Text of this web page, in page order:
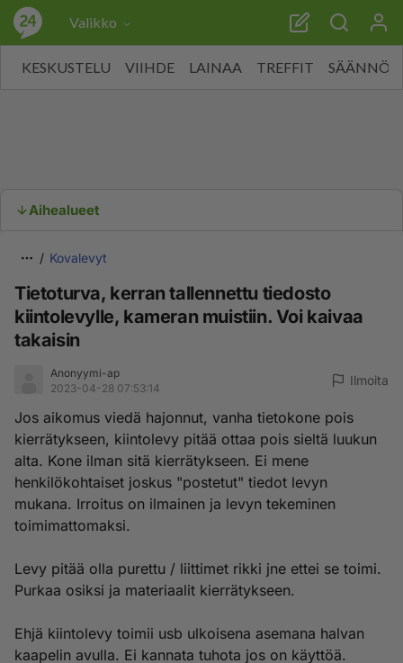
Valikko
KESKUSTELU VIIHDE LAINAA TREFFIT SÄÄNNÖT
Aihealueet
Kovalevyt
Tietoturva, kerran tallennettu tiedosto
kiintolevylle, kameran muistiin. Voi kaivaa
takaisin
Anonyymi-ap
2023-04-28 07:53:14
Ilmoita
Jos aikomus viedä hajonnut, vanha tietokone pois
kierrätykseen, kiintolevy pitää ottaa pois sieltä luukun
alta. Kone ilman sitä kierrätykseen. Ei mene
henkilökohtaiset joskus "postetut" tiedot levyn
mukana. Irroitus on ilmainen ja levyn tekeminen
toimimattomaksi.
Levy pitää olla purettu / liittimet rikki jne ettei se toimi.
Purkaa osiksi ja materiaalit kierrätykseen.
Ehjä kiintolevy toimii usb ulkoisena asemana halvan
kaapelin avulla. Ei kannata tuhota jos on käyttöä.